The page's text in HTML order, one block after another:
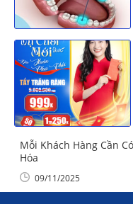
Mỗi Khách Hàng Cần
Hóa
09/11/2025